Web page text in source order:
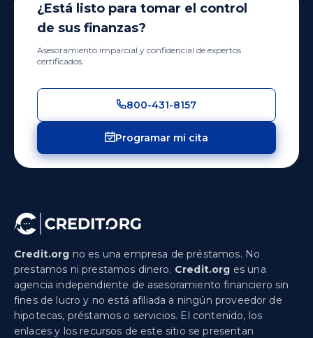
¿Está listo para tomar el control
de sus finanzas?
Asesoramiento imparcial y confidencial de expertos
certificados.
800-431-8157
Programar mi cita
Credit.org no es una empresa de préstamos. No
prestamos ni prestamos dinero. Credit.org es una
agencia independiente de asesoramiento financiero sin
fines de lucro y no está afiliada a ningún proveedor de
hipotecas, préstamos o servicios. El contenido, los
enlaces y los recursos de este sitio se presentan